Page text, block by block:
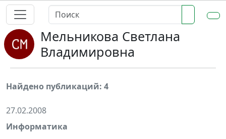
Мельникова Светлана
Владимировна
Найдено публикаций: 4
27.02.2008
Информатика